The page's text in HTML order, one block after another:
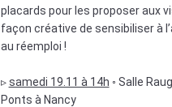
placards pour les proposer aux
façon créative de sensibiliser à
au réemploi !
▹samedi 19.11 à 14h ◦ Salle
Ponts à Nancy